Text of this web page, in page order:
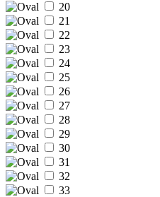
20
21
22
23
24
25
26
27
28
29
30
31
32
33